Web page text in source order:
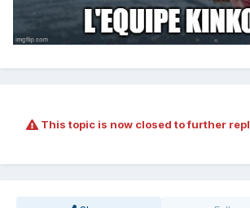
This topic is now closed to further